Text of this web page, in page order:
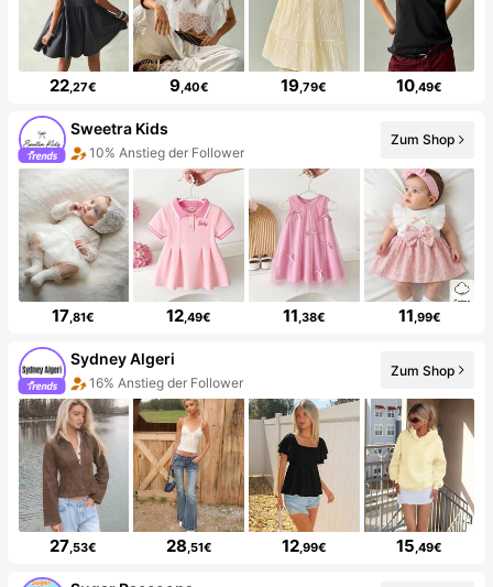
22,27€ 9,40€ 19,79€ 10,49€
Sweetra Kids
10% Anstieg der Follower
Zum Shop
17,81€ 12,49€ 11,38€ 11,99€
Sydney Algeri
16% Anstieg der Follower
Zum Shop
27,53€ 28,51€ 12,99€ 15,49€